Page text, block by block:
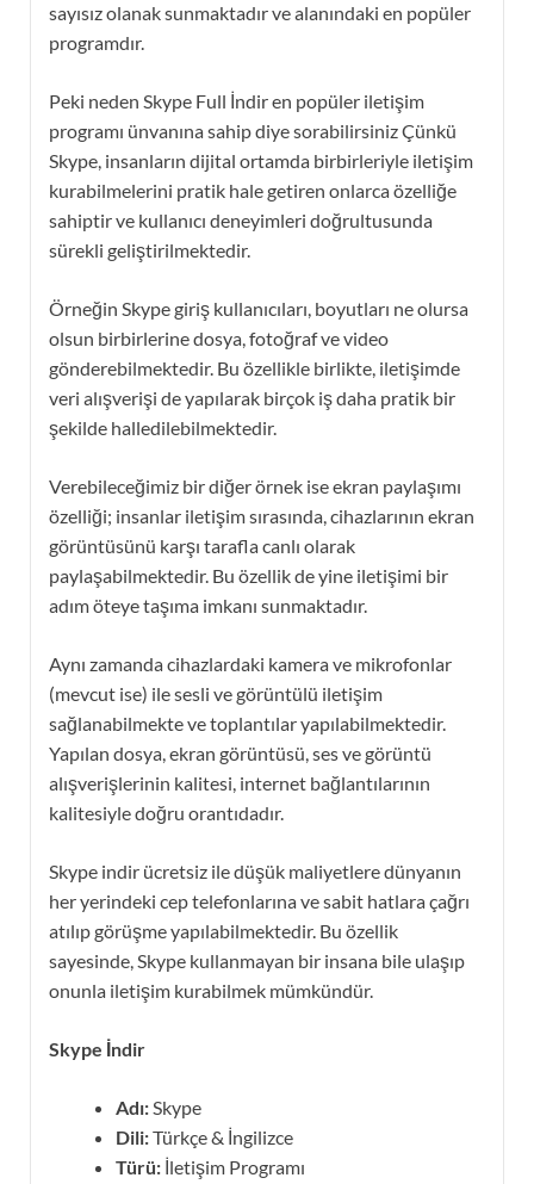
sayısız olanak sunmaktadır ve alanındaki en popüler
programdır.
Peki neden Skype Full İndir en popüler iletişim
programı ünvanına sahip diye sorabilirsiniz Çünkü
Skype, insanların dijital ortamda birbirleriyle iletişim
kurabilmelerini pratik hale getiren onlarca özelliğe
sahiptir ve kullanıcı deneyimleri doğrultusunda
sürekli geliştirilmektedir.
Örneğin Skype giriş kullanıcıları, boyutları ne olursa
olsun birbirlerine dosya, fotoğraf ve video
gönderebilmektedir. Bu özellikle birlikte, iletişimde
veri alışverişi de yapılarak birçok iş daha pratik bir
şekilde halledilebilmektedir.
Verebileceğimiz bir diğer örnek ise ekran paylaşımı
özelliği; insanlar iletişim sırasında, cihazlarının ekran
görüntüsünü karşı tarafla canlı olarak
paylaşabilmektedir. Bu özellik de yine iletişimi bir
adım öteye taşıma imkanı sunmaktadır.
Aynı zamanda cihazlardaki kamera ve mikrofonlar
(mevcut ise) ile sesli ve görüntülü iletişim
sağlanabilmekte ve toplantılar yapılabilmektedir.
Yapılan dosya, ekran görüntüsü, ses ve görüntü
alışverişlerinin kalitesi, internet bağlantılarının
kalitesiyle doğru orantıdadır.
Skype indir ücretsiz ile düşük maliyetlere dünyanın
her yerindeki cep telefonlarına ve sabit hatlara çağrı
atılıp görüşme yapılabilmektedir. Bu özellik
sayesinde, Skype kullanmayan bir insana bile ulaşıp
onunla iletişim kurabilmek mümkündür.
Skype İndir
Adı:Skype
Dili:Türkçe & İngilizce
Türü: İletişim Programı